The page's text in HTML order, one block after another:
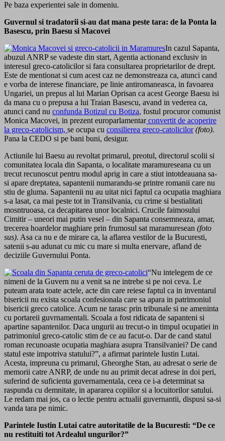
Pe baza experientei sale in domeniu.
Guvernul si tradatorii si-au dat mana peste tara: de la Ponta la
Basescu, prin Baesu si Macovei
In cazul Sapanta,
abuzul ANRP se vadeste din start, Agentia actionand exclusiv in
interesul greco-catolicilor si fara consultarea proprietarilor de drept.
Este de mentionat si cum acest caz ne demonstreaza ca, atunci cand
e vorba de interese financiare, pe linie antiromaneasca, in favoarea
Ungariei, un prepus al lui Marian Oprisan ca acest George Baesu isi
da mana cu o prepusa a lui Traian Basescu, avand in vederea ca,
atunci cand nu confunda Botizul cu Botiza, fostul procuror comunist
Monica Macovei, in prezent europarlamentarconvertit de acoperire
la greco-catolicism, se ocupa cu consilierea greco-catolicilor (foto).
Pana la CEDO si pe bani buni, desigur.
Actiunile lui Baesu au revoltat primarul, preotul, directorul scolii si
comunitatea locala din Sapanta, o localitate maramureseana cu un
trecut recunoscut pentru modul aprig in care a stiut intotdeauana sa-
si apare dreptatea, sapantenii numarandu-se printre romanii care nu
stiu de gluma. Sapantenii nu au uitat nici faptul ca ocupatia maghiara
s-a lasat, ca mai peste tot in Transilvania, cu crime si bestialitati
mosntruoasa, ca decapitarea unor localnici. Crucile faimosului
Cimitir – uneori mai putin vesel – din Sapanta consemneaza, amar,
trecerea hoardelor maghiare prin frumosul sat maramuresean (foto
sus). Asa ca nu e de mirare ca, la aflarea vestilor de la Bucuresti,
satenii s-au adunat cu mic cu mare si multa enervare, afland de
deciziile Guvernului Ponta.
“Nu intelegem de ce
nimeni de la Guvern nu a venit sa ne intrebe si pe noi ceva. Le
puteam arata toate actele, acte din care reiese faptul ca in inventarul
bisericii nu exista scoala confesionala care sa apara in patrimoniul
bisericii greco catolice. Acum ne tarasc prin tribunale si ne ameninta
cu portareii guvrnamentali. Scoala a fost ridicata de sapanteni si
apartine sapantenilor. Daca ungurii au trecut-o in timpul ocupatiei in
patrimoniul greco-catolic stim de ce au facut-o. Dar de cand statul
roman recunoaste ocupatia maghiara asupra Transilvaniei? De cand
statul este impotriva statului?”, a afirmat parintele Iustin Lutai.
Acesta, impreuna cu primarul, Gheorghe Stan, au adresat o serie de
memorii catre ANRP, de unde nu au primit decat adrese in doi peri,
suferind de suficienta guvernamentala, ceea ce i-a determinat sa
raspunda cu demnitate, in apararea copiilor si a locuitorilor satului.
Le redam mai jos, ca o lectie pentru actualii guvernantii, dispusi sa-si
vanda tara pe nimic.
Parintele Iustin Lutai catre autoritatile de la Bucuresti: “De ce
nu restituiti tot Ardealul ungurilor?”